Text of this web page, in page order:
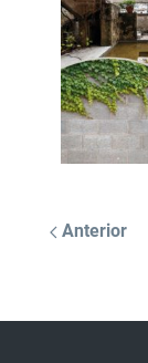
Anterior